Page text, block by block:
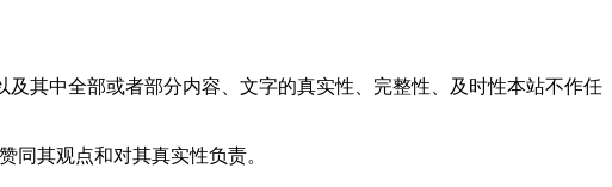
其中全部或者部分内容、文字的真实性、完整性、及时性本站不作任
同其观点和对其真实性负责。